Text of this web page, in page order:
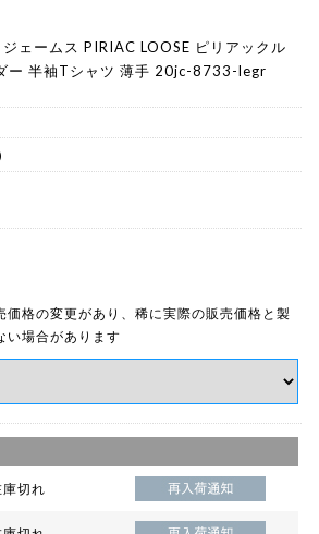
ェームス PIRIAC LOOSE ピリアックル
ー 半袖Tシャツ 薄手 20jc-8733-legr
価格の変更があり、稀に実際の販売価格と製
い場合があります
庫切れ